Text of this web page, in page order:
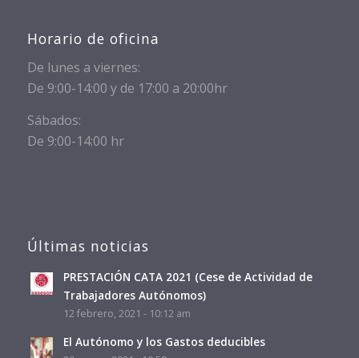
Horario de oficina
De lunes a viernes:
De 9:00-14:00 y de 17:00 a 20:00hr
Sábados:
De 9:00-14:00 hr
Últimas noticias
PRESTACIÓN CATA 2021 (Cese de Actividad de
Trabajadores Autónomos)
12 febrero, 2021 - 10:12 am
El Autónomo y los Gastos deducibles